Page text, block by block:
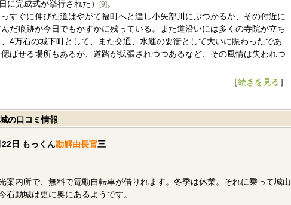
に完成式が挙行された）
[9]。
すぐに伸びた道はやがて福町へと達し小矢部川にぶつかるが、その付近に
だ痕跡が今日でもかすかに残っている。また道沿いには多くの寺院が立ち
4万石の城下町として、また交通、水運の要衝として大いに賑わったであ
ばせる場所もあるが、道路が拡張されつつあるなど、その風情は失われつ
［続きを見る］
の口コミ情報
日 もっくん勘解由長官三
案内所で、無料で電動自転車が借りれます。冬季は休業。それに乗って城山
石動城は更に奥にあるようです。